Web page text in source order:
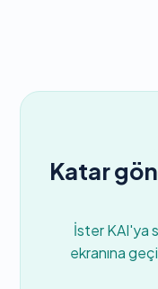
Katar
İster KAI'ya
ekranına